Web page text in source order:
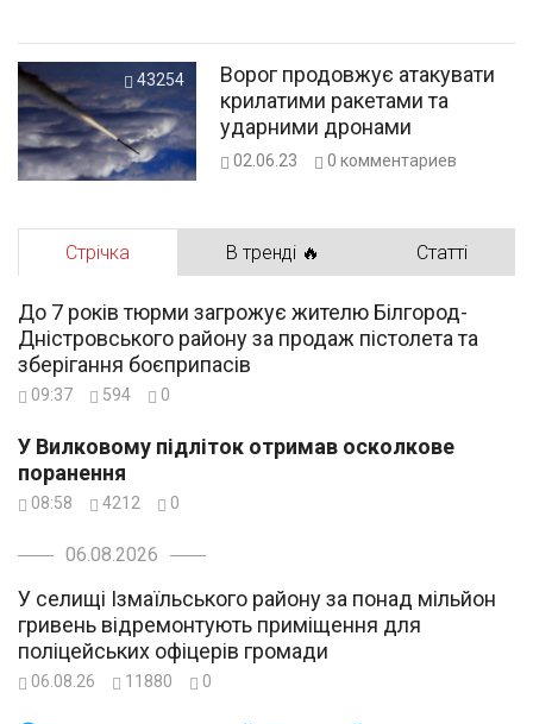
43254
Ворог продовжує атакувати
крилатими ракетами та
ударними дронами
02.06.23 0 комментариев
Стрічка В тренді 🔥 Статті
До 7 років тюрми загрожує жителю Білгород-
Дністровського району за продаж пістолета та
зберігання боєприпасів
09:37 594 0
У Вилковому підліток отримав осколкове
поранення
08:58 4212 0
06.08.2026
У селищі Ізмаїльського району за понад мільйон
гривень відремонтують приміщення для
поліцейських офіцерів громади
06.08.26 11880 0